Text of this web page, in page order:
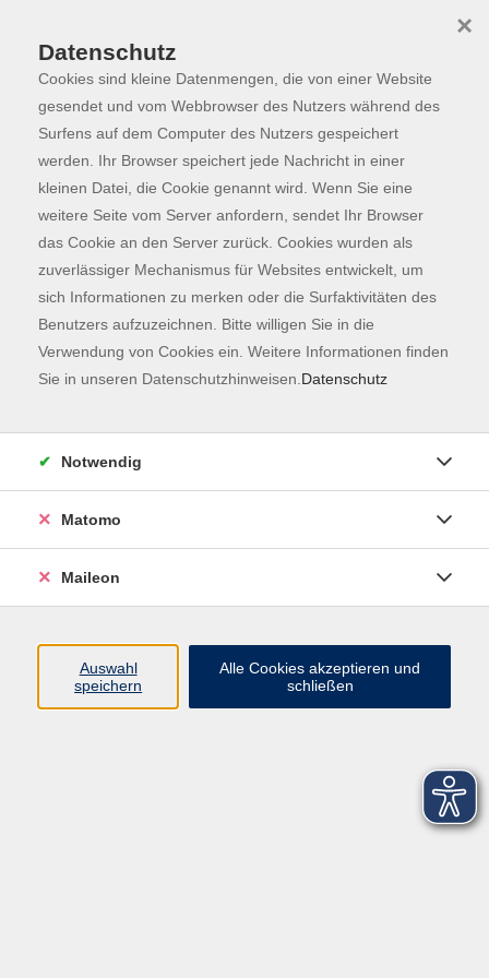
Skip to main content
Programm
Der Kurs konnte nicht gefunden werden.
Kontaktformular
Impressum
AGB
Datenschutzerklärung
Datenschutz
Cookies sind kleine Datenmengen, die von einer Website
gesendet und vom Webbrowser des Nutzers während des
Surfens auf dem Computer des Nutzers gespeichert
werden. Ihr Browser speichert jede Nachricht in einer
kleinen Datei, die Cookie genannt wird. Wenn Sie eine
weitere Seite vom Server anfordern, sendet Ihr Browser
das Cookie an den Server zurück. Cookies wurden als
zuverlässiger Mechanismus für Websites entwickelt, um
sich Informationen zu merken oder die Surfaktivitäten des
Benutzers aufzuzeichnen. Bitte willigen Sie in die
Verwendung von Cookies ein. Weitere Informationen finden
Sie in unseren Datenschutzhinweisen. Datenschutz
×
Notwendig
Matomo
Maileon
Auswahl
speichern
Alle Cookies akzeptieren und
schließen